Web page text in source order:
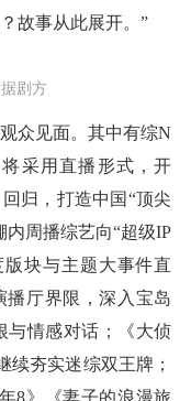
故事从此展开。”
剧方
众见面。其中有综N
采用直播形式，开
归，打造中国“顶尖
周播综艺向“超级IP
块与主题大事件直
播厅界限，深入宝岛
与情感对话；《大侦
续夯实迷综双王牌；
8》《妻子的浪漫旅